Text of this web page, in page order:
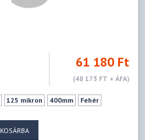
61 180 Ft
(48 173 FT + ÁFA)
125 mikron 400mm Fehér
KOSÁRBA